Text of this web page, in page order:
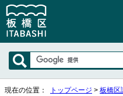
現在の位置： トップページ > 板橋区